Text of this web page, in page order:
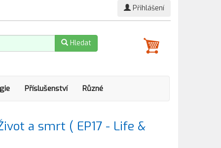
Přihlášení
Hledat
Příslušenství Různé
a smrt ( EP17 - Life &